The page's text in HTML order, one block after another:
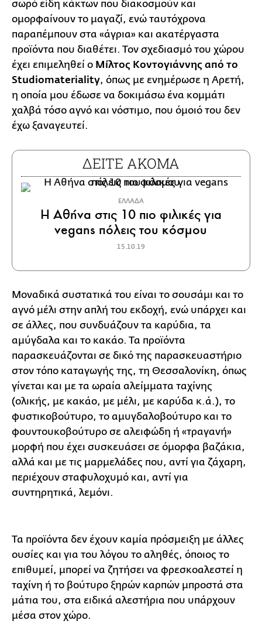
σωρό είδη κάκτων που διακοσμούν και
ομορφαίνουν το μαγαζί, ενώ ταυτόχρονα
παραπέμπουν στα «άγρια» και ακατέργαστα
προϊόντα που διαθέτει. Τον σχεδιασμό του χώρου
έχει επιμεληθεί ο Μίλτος Κοντογιάννης από το
Studiomateriality, όπως με ενημέρωσε η Αρετή,
η οποία μου έδωσε να δοκιμάσω ένα κομμάτι
χαλβά τόσο αγνό και νόστιμο, που όμοιό του δεν
έχω ξαναγευτεί.
ΔΕΙΤΕ ΑΚΟΜΑ
ΕΛΛΑΔΑ
H Αθήνα στις 10 πιο φιλικές για
vegans πόλεις του κόσμου
15.10.19
Μοναδικά συστατικά του είναι το σουσάμι και το
αγνό μέλι στην απλή του εκδοχή, ενώ υπάρχει και
σε άλλες, που συνδυάζουν τα καρύδια, τα
αμύγδαλα και το κακάο. Τα προϊόντα
παρασκευάζονται σε δικό της παρασκευαστήριο
στον τόπο καταγωγής της, τη Θεσσαλονίκη, όπως
γίνεται και με τα ωραία αλείμματα ταχίνης
(ολικής, με κακάο, με μέλι, με καρύδα κ.ά.), το
φυστικοβούτυρο, το αμυγδαλοβούτυρο και το
φουντουκοβούτυρο σε αλειφώδη ή «τραγανή»
μορφή που έχει συσκευάσει σε όμορφα βαζάκια,
αλλά και με τις μαρμελάδες που, αντί για ζάχαρη,
περιέχουν σταφυλοχυμό και, αντί για
συντηρητικά, λεμόνι.
Τα προϊόντα δεν έχουν καμία πρόσμειξη με άλλες
ουσίες και για του λόγου το αληθές, όποιος το
επιθυμεί, μπορεί να ζητήσει να φρεσκοαλεστεί η
ταχίνη ή το βούτυρο ξηρών καρπών μπροστά στα
μάτια του, στα ειδικά αλεστήρια που υπάρχουν
μέσα στον χώρο.